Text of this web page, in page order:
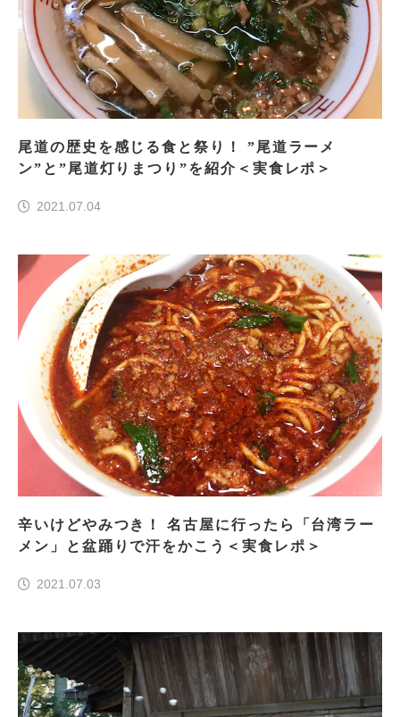
尾道の歴史を感じる食と祭り！ ”尾道ラーメ
ン”と”尾道灯りまつり”を紹介＜実食レポ＞
2021.07.04
辛いけどやみつき！ 名古屋に行ったら「台湾ラー
メン」と盆踊りで汗をかこう＜実食レポ＞
2021.07.03